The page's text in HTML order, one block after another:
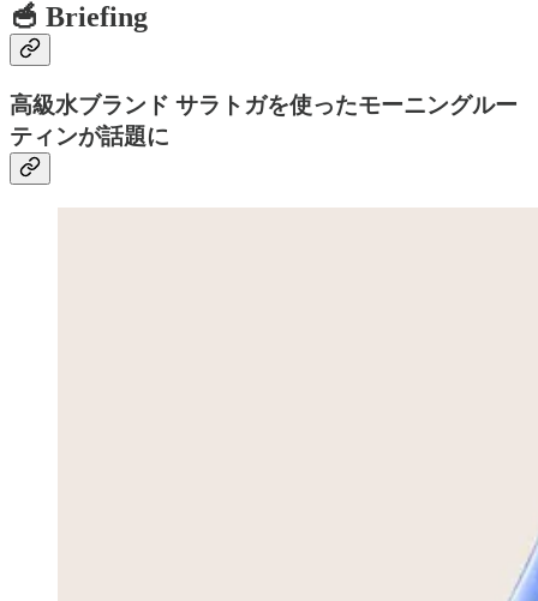
🥣 Briefing
高級水ブランド サラトガを使ったモーニングルー
ティンが話題に